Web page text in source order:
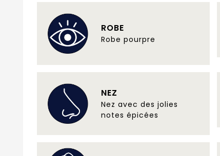
ROBE
Robe pourpre
NEZ
Nez avec des jolies
notes épicées